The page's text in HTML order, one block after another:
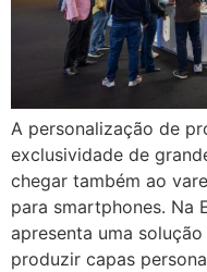
A personalização de
exclusividade de
chegar também ao
para smartphones. Na
apresenta uma
produzir capas